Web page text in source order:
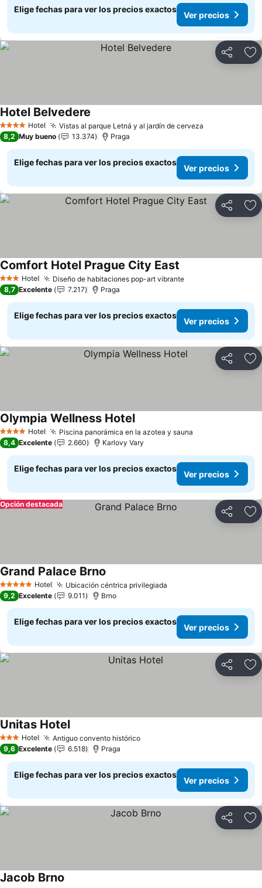
Elige fechas para ver los precios exactos
Ver precios
Compartir
4 EstrellasHotel Vistas al parque Letná y al jardín de cerveza
Hotel Belvedere
8,2 Muy bueno 13.374 Praga
Elige fechas para ver los precios exactos
Ver precios
Compartir
3 Estrellas
Hotel Diseño de habitaciones pop-art vibrante
Comfort Hotel Prague City East
8,7 Excelente 7.217 Praga
Elige fechas para ver los precios exactos
Ver precios
Compartir
4 EstrellasHotel Piscina panorámica en la azotea y sauna
Olympia Wellness Hotel
8,4 Excelente 2.660 Karlovy Vary
Elige fechas para ver los precios exactos
Ver precios
Compartir
Opción destacada
5 Estrellas Hotel Ubicación céntrica privilegiada
Grand Palace Brno
9,2 Excelente 9.011 Brno
Elige fechas para ver los precios exactos
Ver precios
Compartir
3 Estrellas
Hotel Antiguo convento histórico
Unitas Hotel
9,6 Excelente 6.518 Praga
Elige fechas para ver los precios exactos
Ver precios
Compartir
Jacob Brno